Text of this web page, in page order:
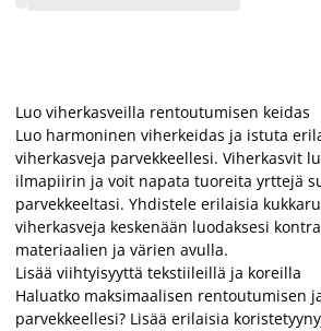
Luo viherkasveilla rentoutumisen keidas
Luo harmoninen viherkeidas ja istuta
viherkasveja parvekkeellesi. Viherkasvit
ilmapiirin ja voit napata tuoreita yrttejä
parvekkeeltasi. Yhdistele erilaisia
viherkasveja keskenään luodaksesi
materiaalien ja värien avulla.
Lisää viihtyisyyttä tekstiileillä ja koreilla
Haluatko maksimaalisen rentoutumisen
parvekkeellesi? Lisää erilaisia